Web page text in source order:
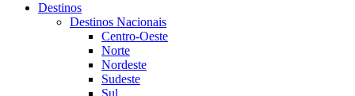
Destinos
Destinos Nacionais
Centro-Oeste
Norte
Nordeste
Sudeste
Sul